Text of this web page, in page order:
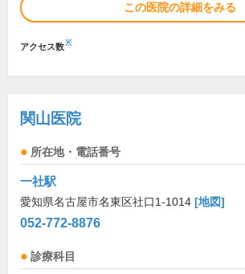
この医院の詳細をみる
アクセス数※
関山医院
所在地・電話番号
一社駅
愛知県名古屋市名東区社口1-1014 [地図]
052-772-8876
診療科目